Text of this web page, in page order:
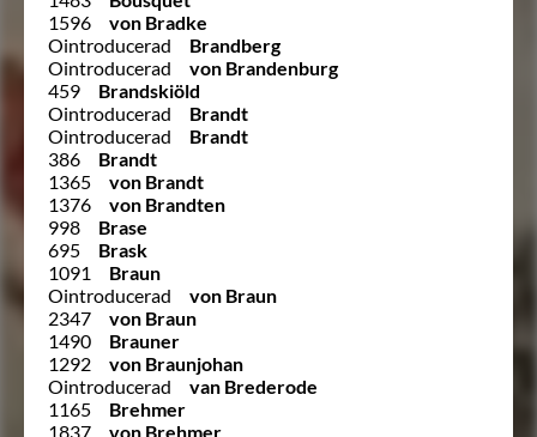
1596
von Bradke
Ointroducerad
Brandberg
Ointroducerad
von Brandenburg
459
Brandskiöld
Ointroducerad
Brandt
Ointroducerad
Brandt
386
Brandt
1365
von Brandt
1376
von Brandten
998
Brase
695
Brask
1091
Braun
Ointroducerad
von Braun
2347
von Braun
1490
Brauner
1292
von Braunjohan
Ointroducerad
van Brederode
1165
Brehmer
1837
von Brehmer